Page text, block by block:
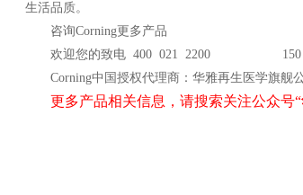
生活品质。
咨询Corning更多产品
欢迎您的致电 400 021 2200 150
Corning中国授权代理商：华雅再生医学旗舰
更多产品相关信息，请搜索关注公众号“